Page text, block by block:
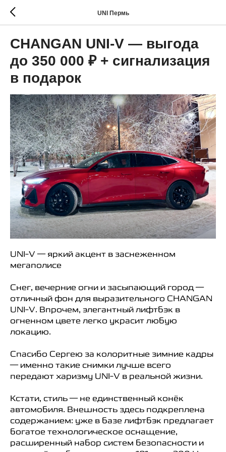
UNI Пермь
CHANGAN UNI-V — выгода
до 350 000 ₽ + сигнализация
в подарок
UNI-V — яркий акцент в заснеженном
мегаполисе
Снег, вечерние огни и засыпающий город —
отличный фон для выразительного CHANGAN
UNI-V. Впрочем, элегантный лифтбэк в
огненном цвете легко украсит любую
локацию.
Спасибо Сергею за колоритные зимние кадры
— именно такие снимки лучше всего
передают харизму UNI-V в реальной жизни.
Кстати, стиль — не единственный конёк
автомобиля. Внешность здесь подкреплена
содержанием: уже в базе лифтбэк предлагает
богатое технологическое оснащение,
расширенный набор систем безопасности и